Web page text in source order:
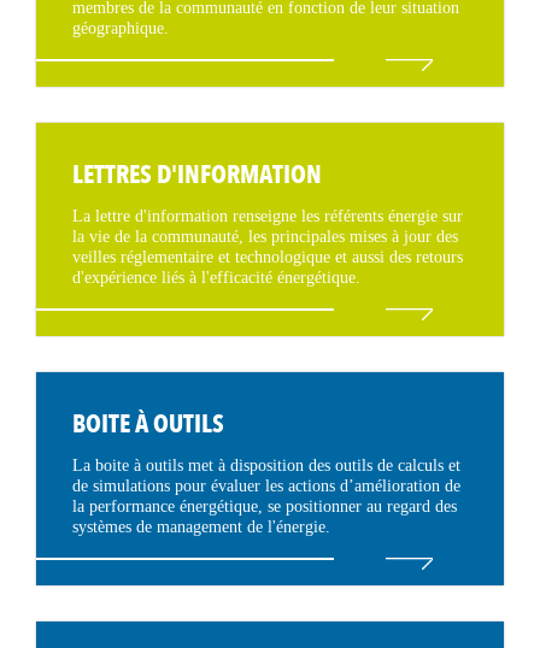
membres de la communauté en fonction de leur situation
géographique.
LETTRES D'INFORMATION
La lettre d'information renseigne les référents énergie sur
la vie de la communauté, les principales mises à jour des
veilles réglementaire et technologique et aussi des retours
d'expérience liés à l'efficacité énergétique.
BOITE À OUTILS
La boite à outils met à disposition des outils de calculs et
de simulations pour évaluer les actions d’amélioration de
la performance énergétique, se positionner au regard des
systèmes de management de l'énergie.